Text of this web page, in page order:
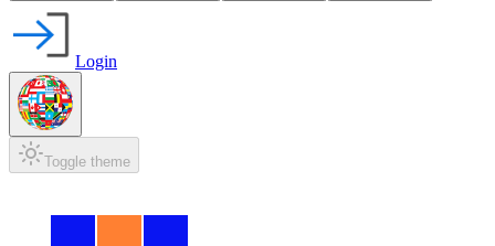
Login
Toggle theme